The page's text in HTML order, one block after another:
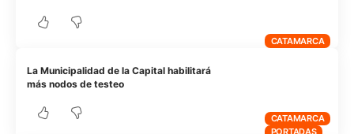
CATAMARCA
CATAMARCA
La Municipalidad de la Capital habilitará
más nodos de testeo